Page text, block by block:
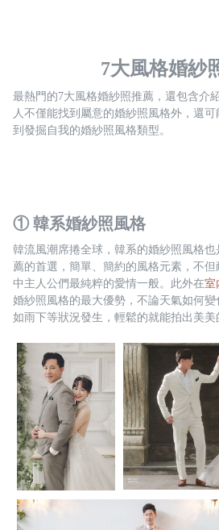
7大風格婚紗
最熱門的7大風格婚紗照推薦，還包含介
人不僅能找到屬意的婚紗照風格外，還
到發掘自我的婚紗照風格類型。
① 韓系婚紗照風格
韓流風潮席捲全球，韓系的婚紗照風格
薦的首選，簡單、簡約的風格元素，不
中主人公們最純粹的愛情一般。此外在室
婚紗照風格的最大優勢，不論天氣如何
如雨下等狀況發生，輕鬆的就能拍出美美